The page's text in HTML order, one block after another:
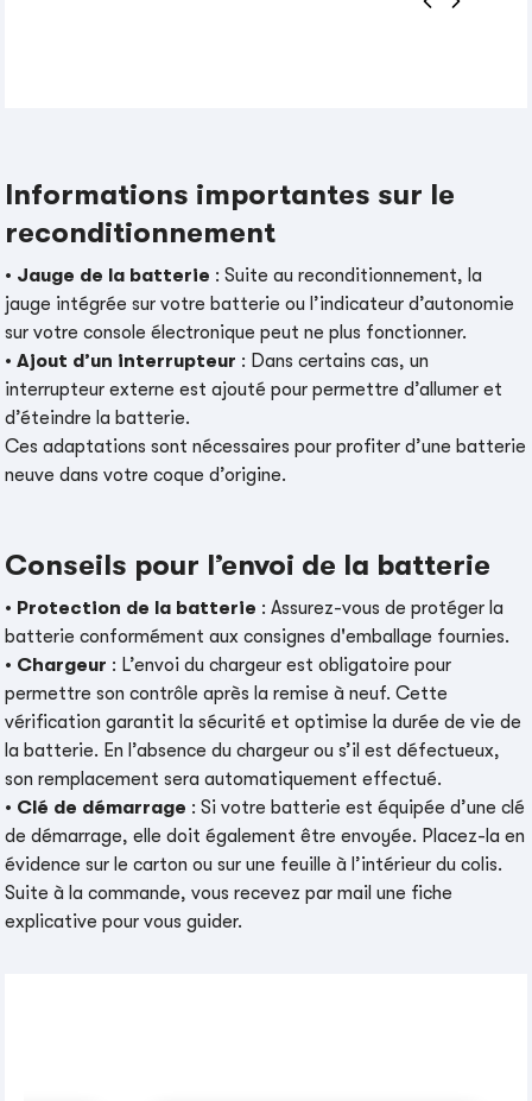
Informations importantes sur le
reconditionnement
• Jauge de la batterie : Suite au reconditionnement, la
jauge intégrée sur votre batterie ou l’indicateur d’autonomie
sur votre console électronique peut ne plus fonctionner.
•Ajout d’un interrupteur : Dans certains cas, un
interrupteur externe est ajouté pour permettre d’allumer et
d’éteindre la batterie.
Ces adaptations sont nécessaires pour profiter d’une batterie
neuve dans votre coque d’origine.
Conseils pour l’envoi de la batterie
• Protection de la batterie : Assurez-vous de protéger la
batterie conformément aux consignes d'emballage fournies.
• Chargeur : L’envoi du chargeur est obligatoire pour
permettre son contrôle après la remise à neuf. Cette
vérification garantit la sécurité et optimise la durée de vie de
la batterie. En l’absence du chargeur ou s’il est défectueux,
son remplacement sera automatiquement effectué.
• Clé de démarrage : Si votre batterie est équipée d’une clé
de démarrage, elle doit également être envoyée. Placez-la en
évidence sur le carton ou sur une feuille à l’intérieur du colis.
Suite à la commande, vous recevez par mail une fiche
explicative pour vous guider.